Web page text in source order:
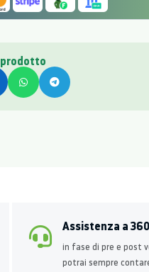
Assistenza a
in fase di pre e post
potrai sempre